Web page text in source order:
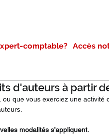
comptable? Accès
d'auteurs à partir
que vous exerciez une activité
modalités s’appliquent.